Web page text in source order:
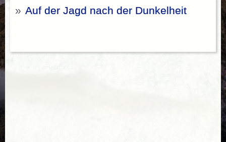
» Auf der Jagd nach der Dunkelheit